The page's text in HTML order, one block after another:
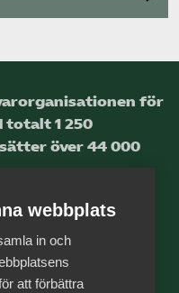
för
totalt 1 250
över 44 000
webbplats
in och
att förbättra